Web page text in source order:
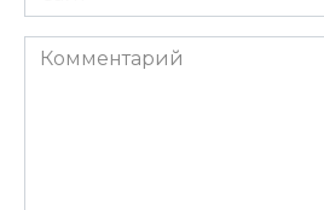
Комментарий